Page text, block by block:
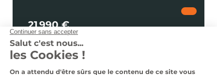
21 990 €
dès 249 €